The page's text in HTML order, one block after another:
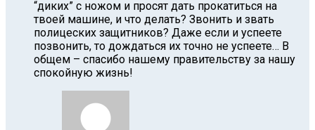
“диких” с ножом и просят дать прокатиться на
твоей машине, и что делать? Звонить и звать
полицеских защитников? Даже если и успеете
позвонить, то дождаться их точно не успеете… В
общем – спасибо нашему правительству за нашу
спокойную жизнь!